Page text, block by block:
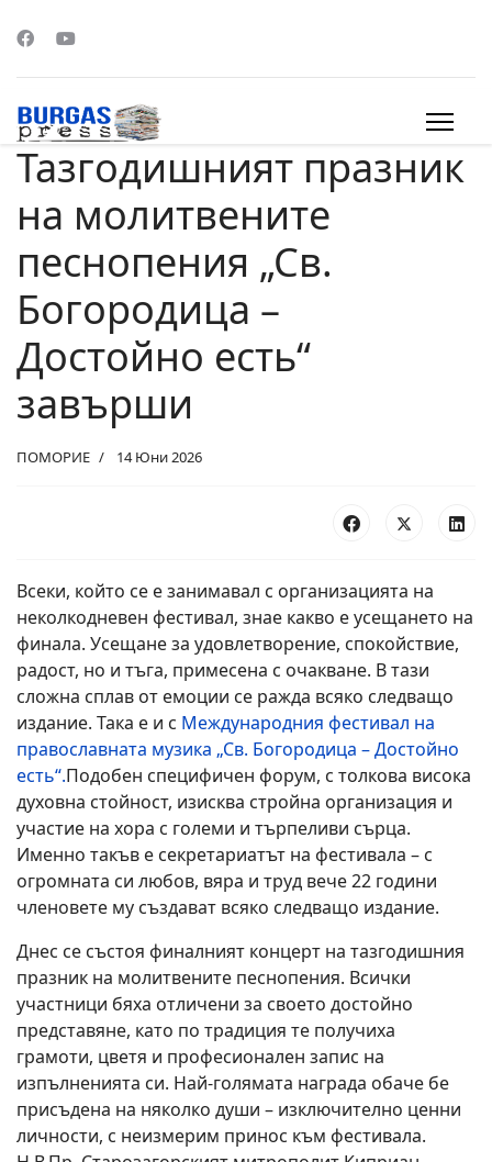
Тазгодишният празник
на молитвените
песнопения „Св.
Богородица –
Достойно есть“
завърши
ПОМОРИЕ 14 Юни 2026
Всеки, който се е занимавал с организацията на
неколкодневен фестивал, знае какво е усещането на
финала. Усещане за удовлетворение, спокойствие,
радост, но и тъга, примесена с очакване. В тази
сложна сплав от емоции се ражда всяко следващо
издание. Така е и с Международния фестивал на
православната музика „Св. Богородица – Достойно
есть“.Подобен специфичен форум, с толкова висока
духовна стойност, изисква стройна организация и
участие на хора с големи и търпеливи сърца.
Именно такъв е секретариатът на фестивала – с
огромната си любов, вяра и труд вече 22 години
членовете му създават всяко следващо издание.
Днес се състоя финалният концерт на тазгодишния
празник на молитвените песнопения. Всички
участници бяха отличени за своето достойно
представяне, като по традиция те получиха
грамоти, цветя и професионален запис на
изпълненията си. Най-голямата награда обаче бе
присъдена на няколко души – изключително ценни
личности, с неизмерим принос към фестивала.